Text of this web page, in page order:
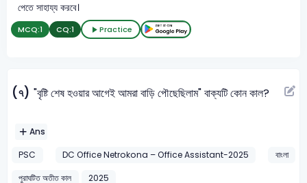
পেতে সাহায্য করবে।
MCQ:1 CQ:1 Practice
(৭) "বৃষ্টি শেষ হওয়ার আগেই আমরা বাড়ি পৌছেছিলাম" বাক্যটি কোন কাল?
Ans
PSC
DC Office Netrokona – Office Assistant-2025
বাংলা
পুরাঘটিত অতীত কাল
2025